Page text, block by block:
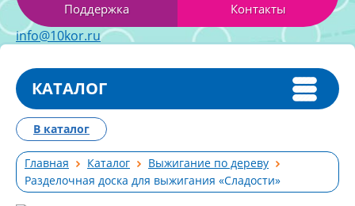
Поддержка Контакты
info@10kor.ru
КАТАЛОГ
Главная Каталог
Выжигание по дереву
Разделочная доска для выжигания «Сладости»
В каталог